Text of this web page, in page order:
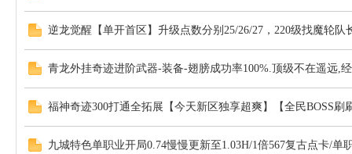
逆龙觉醒【单开首区】升级点数分别25/26/27，220级找魔轮
青龙外挂奇迹进阶武器-装备-翅膀成功率100%.顶级不在遥远,
福神奇迹300打通全拓展【今天新区独享超爽】【全民BOSS
九城特色单职业开局0.74慢慢更新至1.03H/1倍567复古点卡/单